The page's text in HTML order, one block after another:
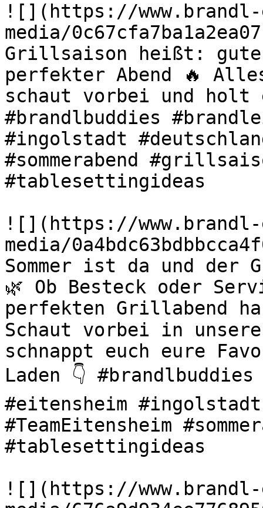
![](https://
media/
Grillsaison heißt:
perfekter Abend 🔥
schaut vorbei und holt
#brandlbuddies
#ingolstadt
#sommerabend
#tablesettingideas
![](https://
media/
Sommer ist da und
🌿 Ob Besteck oder
perfekten Grillabend
Schaut vorbei in
schnappt euch eure
Laden 👇
#eitensheim
#TeamEitensheim
#tablesettingideas
![](https://